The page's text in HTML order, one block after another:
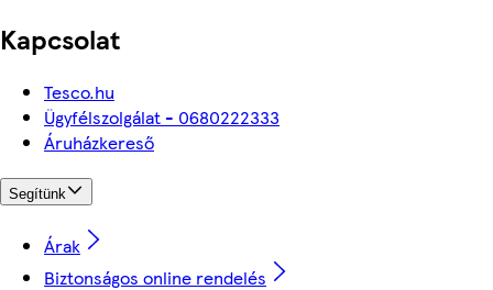
Kapcsolat
Tesco.hu
Ügyfélszolgálat - 0680222333
Áruházkereső
Segítünk
Árak
Biztonságos online rendelés